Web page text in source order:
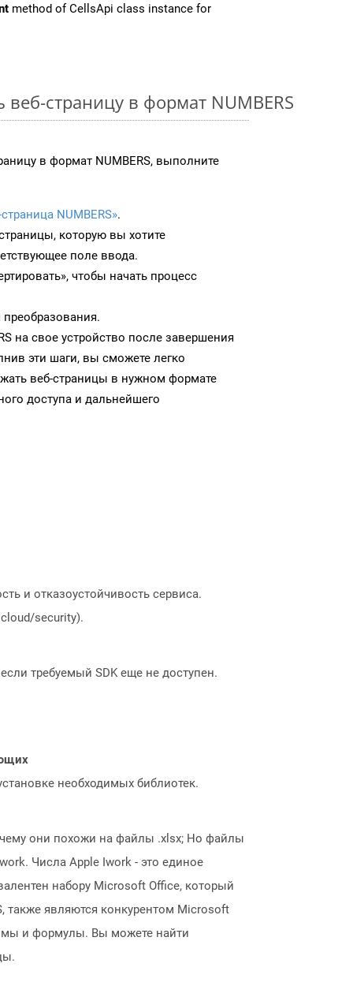
method of CellsApi class instance for
веб-страницу в формат NUMBERS
в формат NUMBERS, выполните
NUMBERS».
которую вы хотите
поле ввода.
чтобы начать процесс
на свое устройство после завершения
эти шаги, вы сможете легко
веб-страницы в нужном формате
доступа и дальнейшего
и отказоустойчивость сервиса.
security).
требуемый SDK еще не доступен.
необходимых библиотек.
они похожи на файлы .xlsx; Но файлы
Числа Apple Iwork - это единое
набору Microsoft Office, который
также являются конкурентом Microsoft
и формулы. Вы можете найти